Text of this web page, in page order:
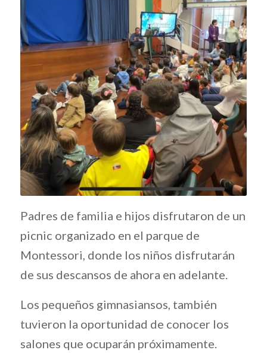
Padres de familia e hijos disfrutaron de un
picnic organizado en el parque de
Montessori, donde los niños disfrutarán
de sus descansos de ahora en adelante.
Los pequeños gimnasiansos, también
tuvieron la oportunidad de conocer los
salones que ocuparán próximamente.